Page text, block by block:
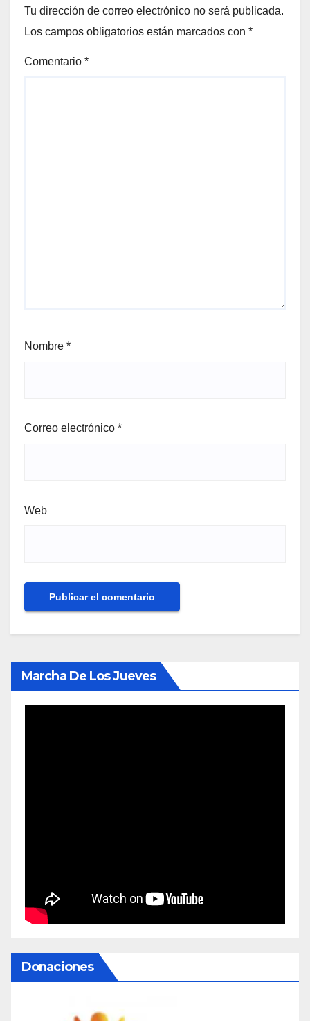
Tu dirección de correo electrónico no será publicada.
Los campos obligatorios están marcados con *
Comentario *
Nombre *
Correo electrónico *
Web
Marcha De Los Jueves
Donaciones